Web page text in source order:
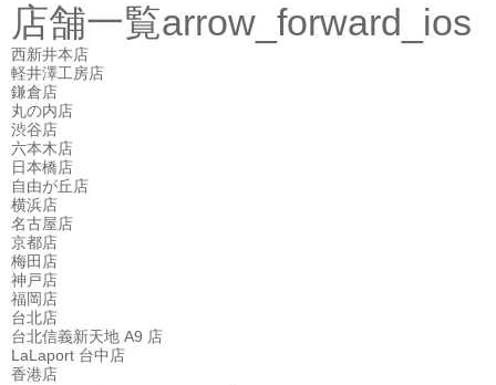
店舗一覧arrow_forward_ios
西新井本店
軽井澤工房店
鎌倉店
丸の内店
渋谷店
六本木店
日本橋店
自由が丘店
横浜店
名古屋店
京都店
梅田店
神戸店
福岡店
台北店
台北信義新天地 A9 店
LaLaport 台中店
香港店